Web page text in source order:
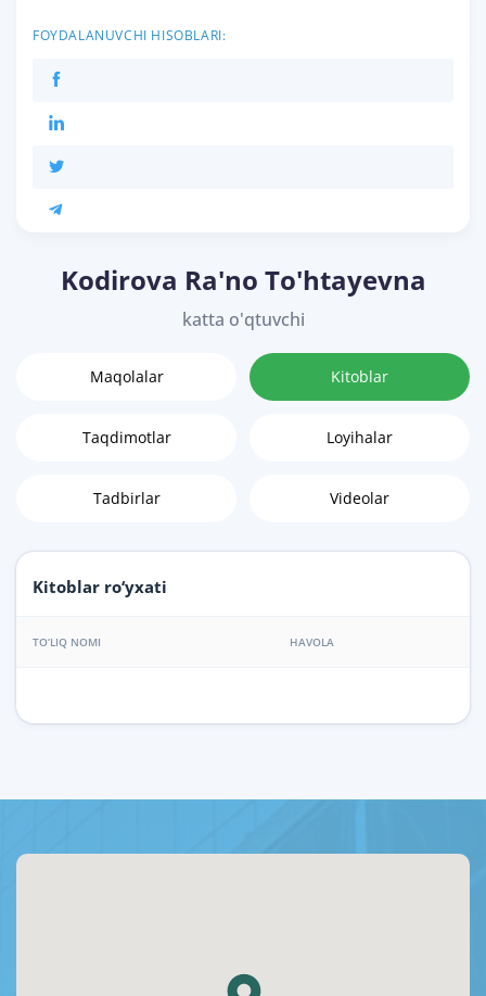
FOYDALANUVCHI HISOBLARI:
Kodirova Ra'no To'htayevna
katta o'qtuvchi
Maqolalar Kitoblar
Taqdimotlar Loyihalar
Tadbirlar Videolar
Kitoblar ro‘yxati
TO‘LIQ NOMI HAVOLA